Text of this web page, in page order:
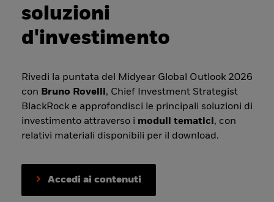
soluzioni
d'investimento
Rivedi la puntata del Midyear Global Outlook 2026
con Bruno Rovelli, Chief Investment Strategist
BlackRock e approfondisci le principali soluzioni di
investimento attraverso i moduli tematici, con
relativi materiali disponibili per il download.
Accedi ai contenuti